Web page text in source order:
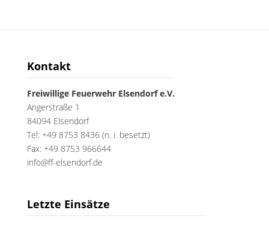
Kontakt
Freiwillige Feuerwehr Elsendorf e.V.
Angerstraße 1
84094 Elsendorf
Tel: +49 8753 8436 (n. i. besetzt)
Fax: +49 8753 966644
info@ff-elsendorf.de
Letzte Einsätze